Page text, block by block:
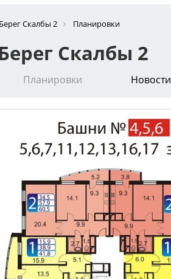
Скалбы 2 Планировки
Скалбы 2
Планировки Новости